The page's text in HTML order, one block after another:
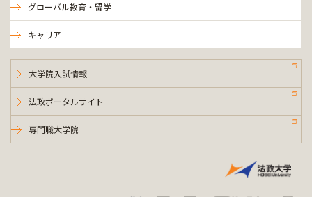
グローバル教育・留学
キャリア
大学院入試情報
法政ポータルサイト
専門職大学院